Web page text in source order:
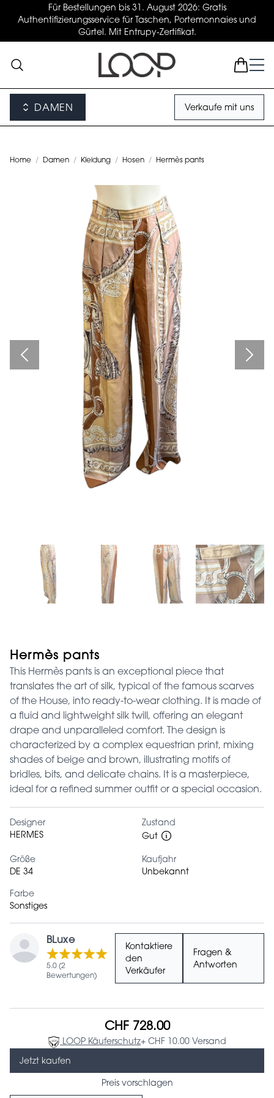
Für Bestellungen bis 31. August 2026: Gratis
Authentifizierungsservice für Taschen, Portemonnaies und
Gürtel. Mit Entrupy-Zertifikat.
DAMEN Verkaufe mit uns
Home / Damen / Kleidung / Hosen / Hermès pants
Hermès pants
This Hermès pants is an exceptional piece that
translates the art of silk, typical of the famous scarves
of the House, into ready-to-wear clothing. It is made of
a fluid and lightweight silk twill, offering an elegant
drape and unparalleled comfort. The design is
characterized by a complex equestrian print, mixing
shades of beige and brown, illustrating motifs of
bridles, bits, and delicate chains. It is a masterpiece,
ideal for a refined summer outfit or a special occasion.
Designer
HERMES
Zustand
Gut
Größe
DE 34
Kaufjahr
Unbekannt
Farbe
Sonstiges
BLuxe
5.0 (2
Bewertungen)
Kontaktiere
den
Verkäufer
Fragen &
Antworten
CHF 728.00
LOOP Käuferschutz+ CHF 10.00 Versand
Jetzt kaufen
Preis vorschlagen